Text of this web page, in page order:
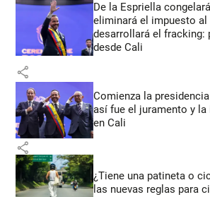
De la Espriella
eliminará el impuesto
desarrollará el fracking:
desde Cali
share
Comienza la
así fue el juramento y
en Cali
share
¿Tiene una patineta o
las nuevas reglas para